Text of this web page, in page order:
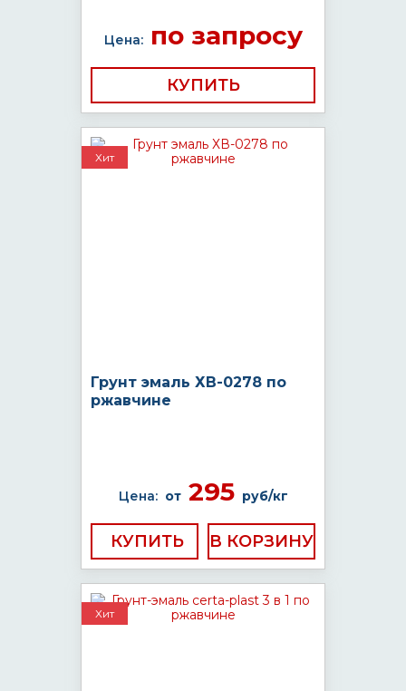
Цена:по запросу
КУПИТЬ
Хит
Грунт эмаль ХВ-0278 по
ржавчине
Цена: от295 руб/кг
КУПИТЬ
Хит